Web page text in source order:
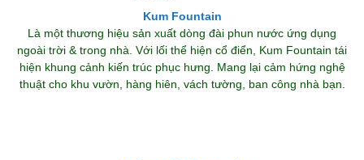
Kum Fountain
Là một thương hiệu sản xuất dòng đài phun nước ứng dụng
ngoài trời & trong nhà. Với lối thể hiện cổ điển, Kum Fountain tái
hiện khung cảnh kiến trúc phục hưng. Mang lại cảm hứng nghệ
thuật cho khu vườn, hàng hiên, vách tường, ban công nhà bạn.